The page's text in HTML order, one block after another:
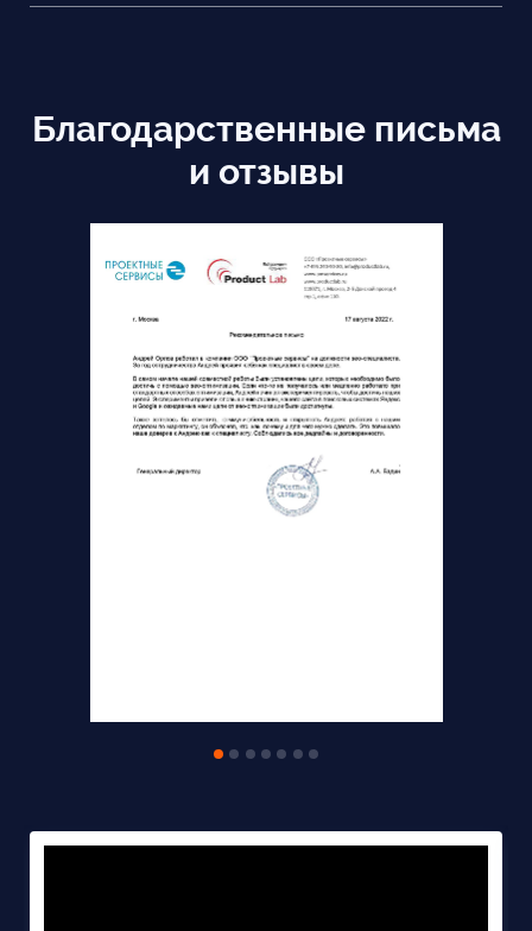
Благодарственные письма
и отзывы